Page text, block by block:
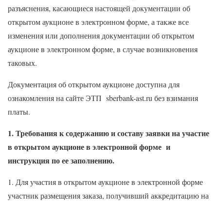
разъяснения, касающиеся настоящей документации об
открытом аукционе в электронном форме, а также все
изменения или дополнения документации об открытом
аукционе в электронном форме, в случае возникновения
таковых.
Документация об открытом аукционе доступна для
ознакомления на сайте ЭТП sberbank-ast.ru без взимания
платы.
1. Требования к содержанию и составу заявки на участие
в открытом аукционе в электронной форме и
инструкция по ее заполнению.
1. Для участия в открытом аукционе в электронной форме
участник размещения заказа, получивший аккредитацию на